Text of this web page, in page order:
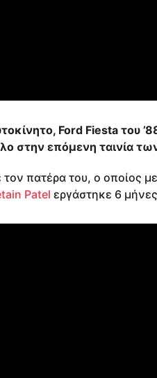
Ford Fiesta του
στην επόμενη ταινία
πατέρα του, ο οποίος
Patel εργάστηκε 6